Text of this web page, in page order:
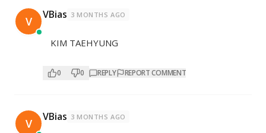
V VBias 3 MONTHS AGO
KIM TAEHYUNG
0 0 REPLY REPORT COMMENT
V VBias 3 MONTHS AGO